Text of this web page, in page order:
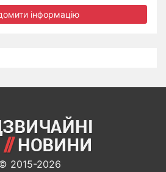
інформацію
2015-2026